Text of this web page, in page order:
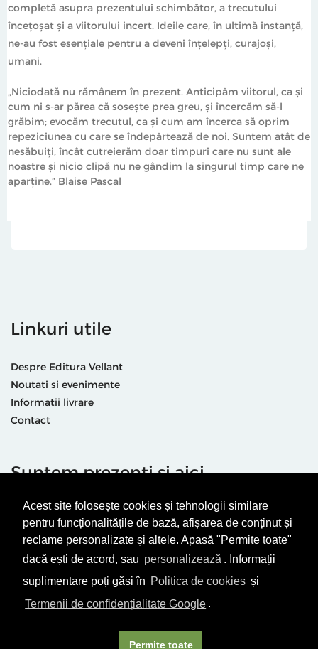
Acest site folosește cookies și tehnologii similare
pentru funcționalitățile de bază, afișarea de conținut și
reclame personalizate și altele. Apasă "Permite toate"
dacă ești de acord, sau personalizează . Informații
suplimentare poți găsi în Politica de cookies și
Termenii de confidențialitate Google .
Permite toate
completă asupra prezentului schimbător, a trecutului
încețoșat și a viitorului incert. Ideile care, în ultimă instanță,
ne-au fost esențiale pentru a deveni înțelepți, curajoși,
umani.
„Niciodată nu rămânem în prezent. Anticipăm viitorul, ca și
cum ni s‑ar părea că sosește prea greu, și încercăm să‑l
grăbim; evocăm trecutul, ca și cum am încerca să oprim
repeziciunea cu care se îndepărtează de noi. Suntem atât de
nesăbuiți, încât cutreierăm doar timpuri care nu sunt ale
noastre și nicio clipă nu ne gândim la singurul timp care ne
aparține.” Blaise Pascal
Linkuri utile
Despre Editura Vellant
Noutati si evenimente
Informatii livrare
Contact
Suntem prezenti și aici
Termeni & condiții
Politică de utilizare cookie-uri